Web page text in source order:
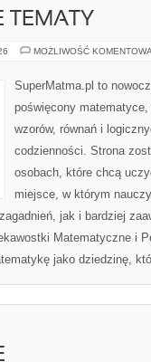
TEMATY
MOŻLIWOŚĆ
SuperMatma.pl to
poświęcony
wzorów, równań i
codzienności. Strona
osobach, które chcą
miejsce, w którym
jak i bardziej
Matematyczne i
jako dziedzinę,